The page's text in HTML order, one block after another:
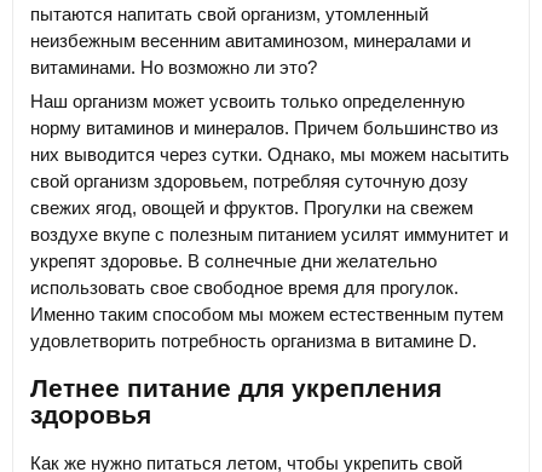
пытаются напитать свой организм, утомленный
неизбежным весенним авитаминозом, минералами и
витаминами. Но возможно ли это?
Наш организм может усвоить только определенную
норму витаминов и минералов. Причем большинство из
них выводится через сутки. Однако, мы можем насытить
свой организм здоровьем, потребляя суточную дозу
свежих ягод, овощей и фруктов. Прогулки на свежем
воздухе вкупе с полезным питанием усилят иммунитет и
укрепят здоровье. В солнечные дни желательно
использовать свое свободное время для прогулок.
Именно таким способом мы можем естественным путем
удовлетворить потребность организма в витамине D.
Летнее питание для укрепления
здоровья
Как же нужно питаться летом, чтобы укрепить свой